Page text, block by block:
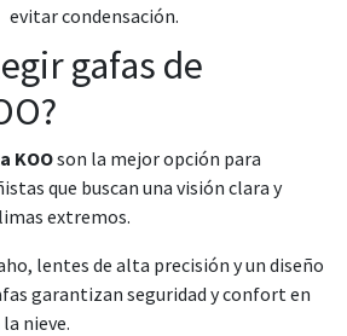
evitar condensación.
gafas de
KOOson la mejor opción para
que buscan una visión clara y
extremos.
lentes de alta precisión y un diseño
garantizan seguridad y confort en
nieve.